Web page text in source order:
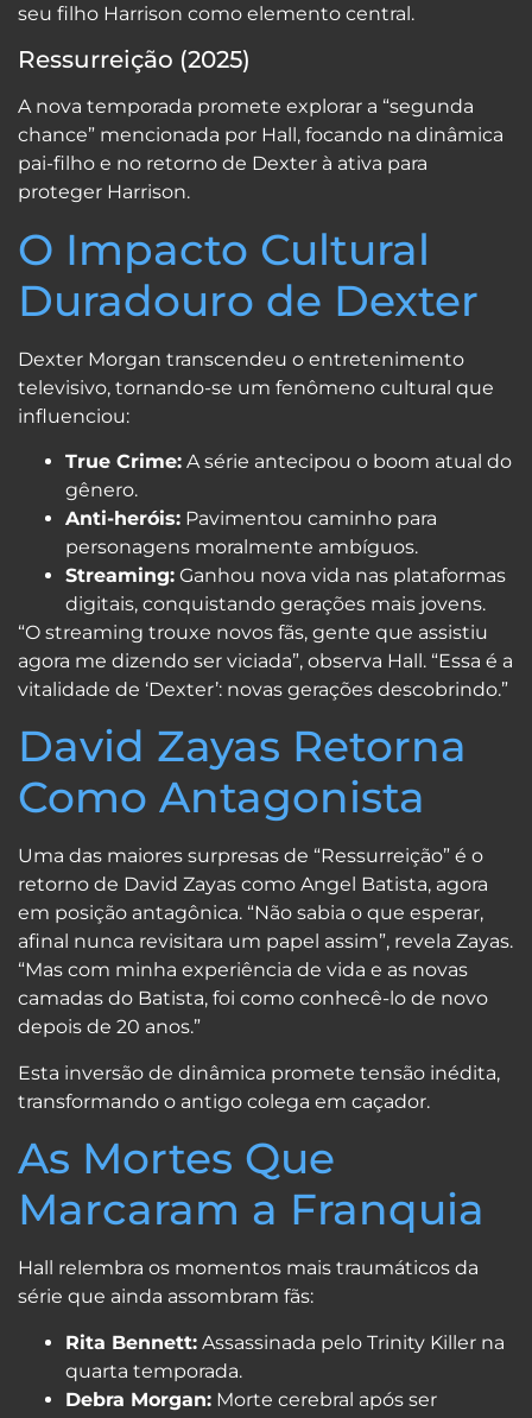
seu filho Harrison como elemento central.
Ressurreição (2025)
A nova temporada promete explorar a “segunda
chance” mencionada por Hall, focando na dinâmica
pai-filho e no retorno de Dexter à ativa para
proteger Harrison.
O Impacto Cultural
Duradouro de Dexter
Dexter Morgan transcendeu o entretenimento
televisivo, tornando-se um fenômeno cultural que
influenciou:
True Crime: A série antecipou o boom atual do
gênero.
Anti-heróis: Pavimentou caminho para
personagens moralmente ambíguos.
Streaming: Ganhou nova vida nas plataformas
digitais, conquistando gerações mais jovens.
“O streaming trouxe novos fãs, gente que assistiu
agora me dizendo ser viciada”, observa Hall. “Essa é a
vitalidade de ‘Dexter’: novas gerações descobrindo.”
David Zayas Retorna
Como Antagonista
Uma das maiores surpresas de “Ressurreição” é o
retorno de David Zayas como Angel Batista, agora
em posição antagônica. “Não sabia o que esperar,
afinal nunca revisitara um papel assim”, revela Zayas.
“Mas com minha experiência de vida e as novas
camadas do Batista, foi como conhecê-lo de novo
depois de 20 anos.”
Esta inversão de dinâmica promete tensão inédita,
transformando o antigo colega em caçador.
As Mortes Que
Marcaram a Franquia
Hall relembra os momentos mais traumáticos da
série que ainda assombram fãs:
Rita Bennett: Assassinada pelo Trinity Killer na
quarta temporada.
Debra Morgan: Morte cerebral após ser